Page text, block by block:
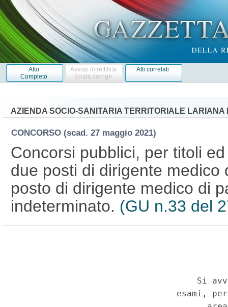
Atto
Completo
Avviso di rettifica
Errata corrige
Atti correlati
AZIENDA SOCIO-SANITARIA TERRITORIALE LARIANA
CONCORSO (scad. 27 maggio 2021)
Concorsi pubblici, per titoli
due posti di dirigente
posto di dirigente medico di
indeterminato. (GU n.33 del